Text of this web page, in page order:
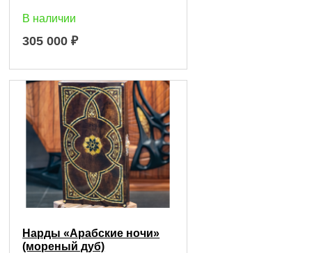
В наличии
305 000 ₽
Нарды «Арабские ночи»
(мореный дуб)